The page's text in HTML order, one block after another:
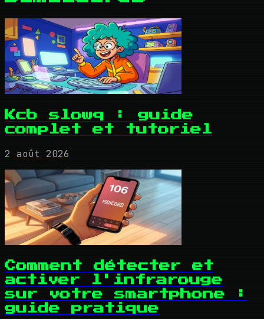
Kcb slowq : guide
complet et tutoriel
2 août 2026
Comment détecter et
activer l'infrarouge
sur votre smartphone :
guide pratique